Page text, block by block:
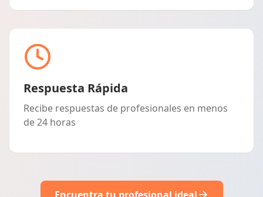
Respuesta Rápida
Recibe respuestas de profesionales en menos
de 24 horas